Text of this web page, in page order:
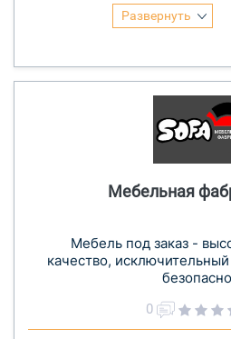
Развернуть
Мебельная
Мебель под заказ -
качество,
0